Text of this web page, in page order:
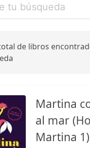
de libros
Martina
al mar
Martina 1)